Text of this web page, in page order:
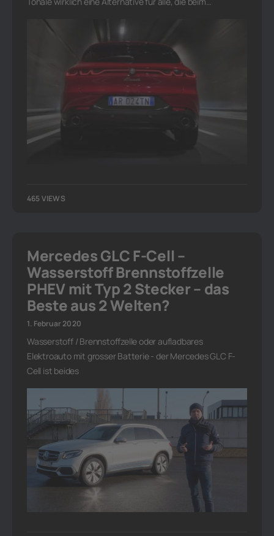
465 VIEWS
Mercedes GLC F-Cell –
Wasserstoff Brennstoffzelle
PHEV mit Typ 2 Stecker – das
Beste aus 2 Welten?
1. Februar 2020
Wasserstoff / Brennstoffzelle oder aufladbares
Elektroauto mit grosser Batterie - der Mercedes GLC F-
Cell ist beides